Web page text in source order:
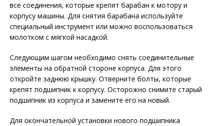
все соединения, которые крепят барабан к мотору и
корпусу машины. Для снятия барабана используйте
специальный инструмент или можно воспользоваться
молотком с мягкой насадкой.
Следующим шагом необходимо снять соединительные
элементы на обратной стороне корпуса. Для этого
откройте заднюю крышку. Отверните болты, которые
крепят подшипник к корпусу. Осторожно снимите старый
подшипник из корпуса и замените его на новый.
Для окончательной установки нового подшипника